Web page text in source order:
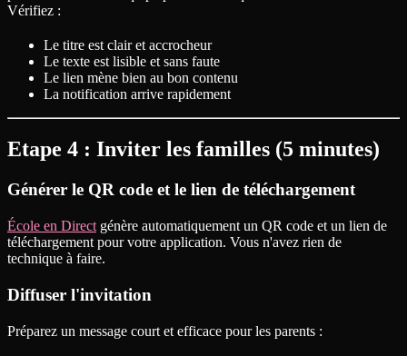
Vérifiez :
Le titre est clair et accrocheur
Le texte est lisible et sans faute
Le lien mène bien au bon contenu
La notification arrive rapidement
Etape 4 : Inviter les familles (5 minutes)
Générer le QR code et le lien de téléchargement
École en Direct génère automatiquement un QR code et un lien de
téléchargement pour votre application. Vous n'avez rien de
technique à faire.
Diffuser l'invitation
Préparez un message court et efficace pour les parents :